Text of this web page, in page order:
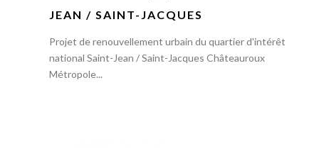
JEAN / SAINT-JACQUES
Projet de renouvellement urbain du quartier d'intérêt
national Saint-Jean / Saint-Jacques Châteauroux
Métropole...